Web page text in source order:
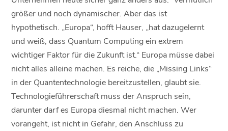
größer und noch dynamischer. Aber das ist
hypothetisch. „Europa“, hofft Hauser, „hat dazugelernt
und weiß, dass Quantum Computing ein extrem
wichtiger Faktor für die Zukunft ist.“ Europa müsse dabei
nicht alles alleine machen. Es reiche, die „Missing Links“
in der Quantentechnologie bereitzustellen, glaubt sie.
Technologieführerschaft muss der Anspruch sein,
darunter darf es Europa diesmal nicht machen. Wer
vorangeht, ist nicht in Gefahr, den Anschluss zu